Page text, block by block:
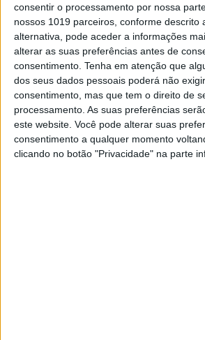
consentir o processamento por nossa
nossos 1019 parceiros, conforme descrito
alternativa, pode aceder a informações
alterar as suas preferências antes de
consentimento. Tenha em atenção que
dos seus dados pessoais poderá não
consentimento, mas que tem o direito de
processamento. As suas preferências
este website. Você pode alterar suas
consentimento a qualquer momento
clicando no botão "Privacidade" na parte
PENSAR